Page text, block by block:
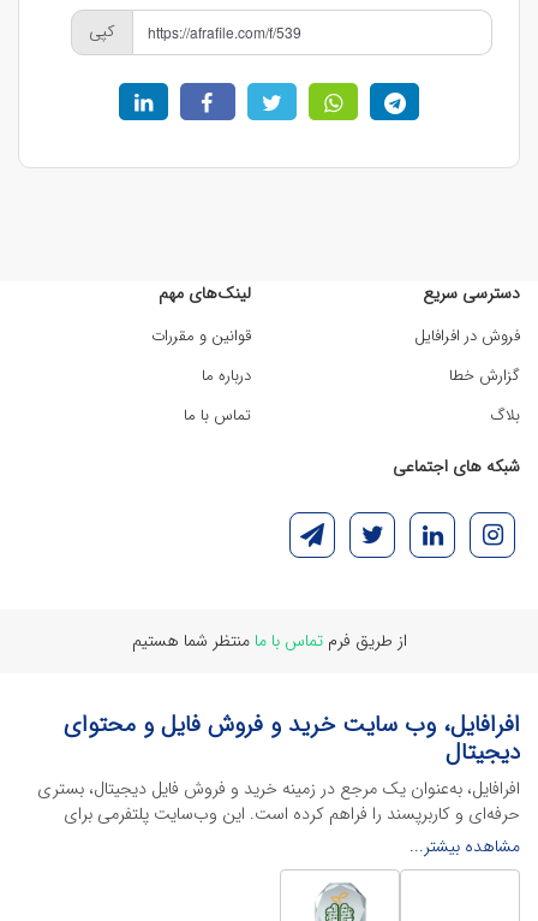
کپی
دسترسی سریع
فروش در افرافایل
گزارش خطا
بلاگ
لینک‌های مهم
قوانین و مقررات
درباره ما
تماس با ما
شبکه های اجتماعی
از طریق فرمتماس با ما منتظر شما هستیم
افرافایل، وب سایت خرید و فروش فایل و محتوای
دیجیتال
افرافایل، به‌عنوان یک مرجع در زمینه خرید و فروش فایل دیجیتال، بستری
حرفه‌ای و کاربرپسند را فراهم کرده است. این وب‌سایت‌ پلتفرمی برای
طراحان، دانشجویان و فریلنسرها ایجاد می‌کند تا به راحتی محصولات
دیجیتال خود را به فروش رسانده یا از محتواهایی باکیفیت برای پیشبرد
اهدافشان استفاده کنند.
مشاهده بیشتر...